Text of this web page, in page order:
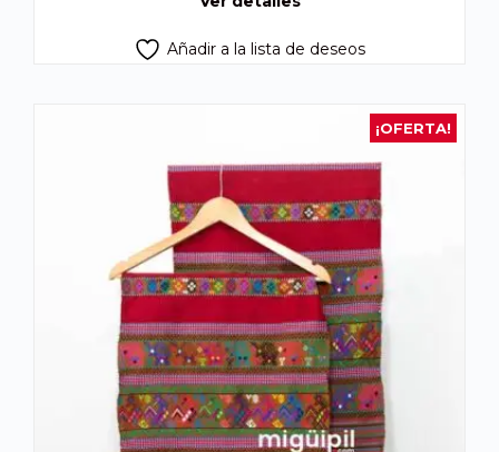
Añadir a la lista de deseos
¡OFERTA!